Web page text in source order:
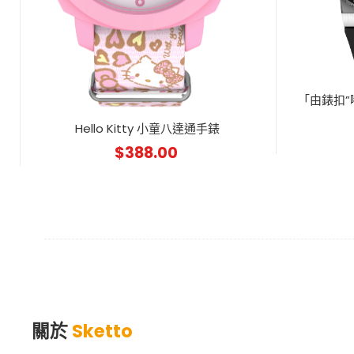
Hello Kitty 小童八達通手錶
$388.00
「由錶扣
關於Sketto